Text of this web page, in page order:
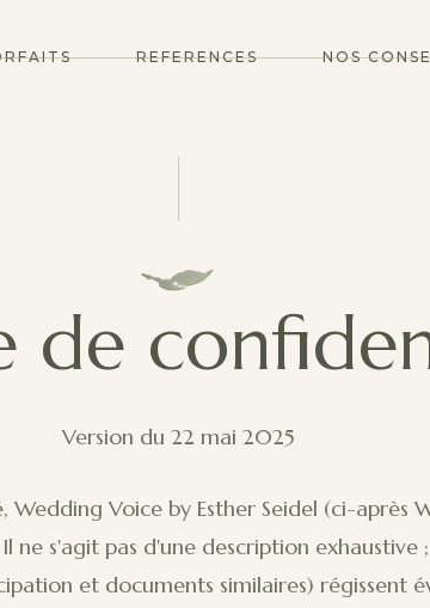
REFERENCES NOS
de
Version du 22 mai 2025
Voice by Esther Seidel (ci-après
ne s'agit pas d'une description
et documents similaires) régissent